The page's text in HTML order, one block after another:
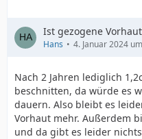
Ist gezogene
Hans 4. Januar 2024
Nach 2 Jahren lediglich
beschnitten, da würde es
dauern. Also bleibt es
Vorhaut mehr. Außerdem
und da gibt es leider